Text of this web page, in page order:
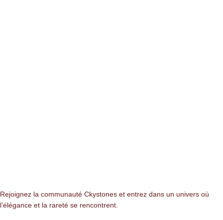
Rejoignez la communauté Ckystones et entrez dans un univers où
l’élégance et la rareté se rencontrent.